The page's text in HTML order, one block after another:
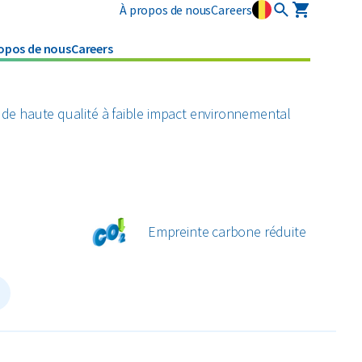
À propos de nousCareers
Traitement des boues sur
Tous les types de déchets
Tous les matériaux circulaires
de nousCareers
haute qualité à faible impact environnemental
Empreinte carbone réduite